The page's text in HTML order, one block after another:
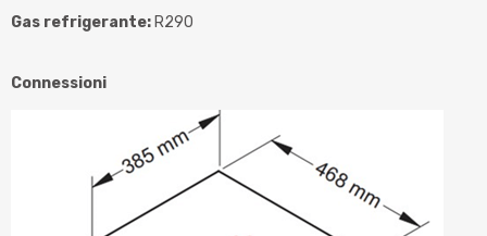
Gas refrigerante: R290
Connessioni